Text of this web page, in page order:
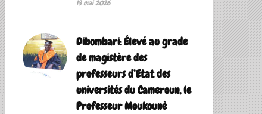
13 mai 2026
Dibombari: Élevé au grade
de magistère des
professeurs d’Etat des
universités du Cameroun, le
Professeur Moukounè